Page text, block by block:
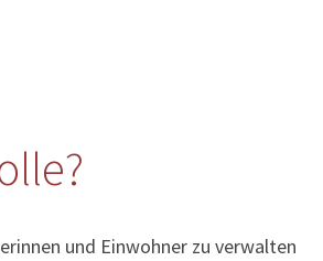
und Einwohner zu verwalten